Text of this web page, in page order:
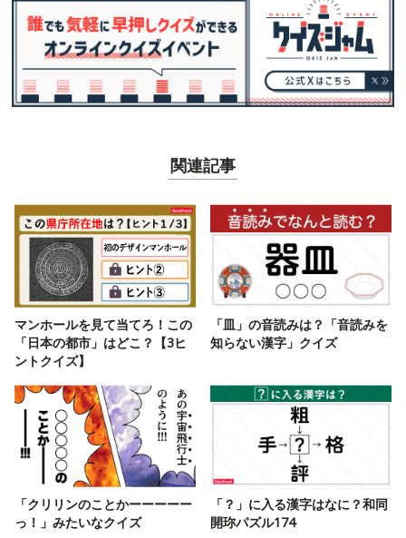
関連記事
マンホールを見て当てろ！この
「日本の都市」はどこ？【3ヒ
ントクイズ】
「皿」の音読みは？「音読みを
知らない漢字」クイズ
「クリリンのことかーーーーー
っ！」みたいなクイズ
「？」に入る漢字はなに？和同
開珎パズル174